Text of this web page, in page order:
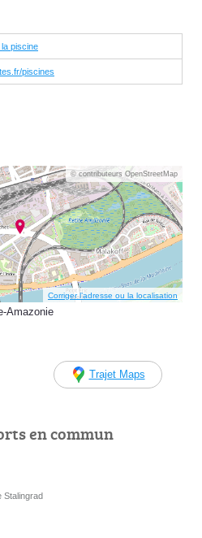
piscine
piscines
© contributeurs OpenStreetMap
Corriger l’adresse ou la localisation
Amazonie
Trajet Maps
en commun
Stalingrad